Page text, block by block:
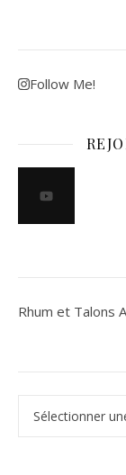
Follow Me!
Rhum et Talons